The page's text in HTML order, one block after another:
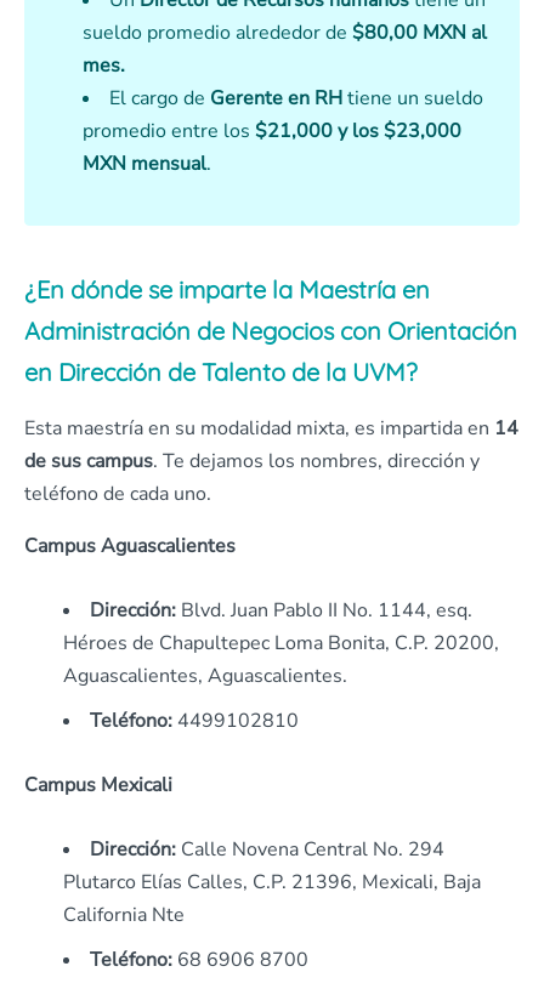
sueldo promedio alrededor de $80,00 MXN al
mes.
El cargo de Gerente en RHtiene un sueldo
promedio entre los $21,000 y los $23,000
MXN mensual.
¿En dónde se imparte la Maestría en
Administración de Negocios con Orientación
en Dirección de Talento de la UVM?
Esta maestría en su modalidad mixta, es impartida en 14
de sus campus. Te dejamos los nombres, dirección y
teléfono de cada uno.
Campus Aguascalientes
Dirección: Blvd. Juan Pablo II No. 1144, esq.
Héroes de Chapultepec Loma Bonita, C.P. 20200,
Aguascalientes, Aguascalientes.
Teléfono: 4499102810
Campus Mexicali
Dirección: Calle Novena Central No. 294
Plutarco Elías Calles, C.P. 21396, Mexicali, Baja
California Nte
Teléfono: 68 6906 8700